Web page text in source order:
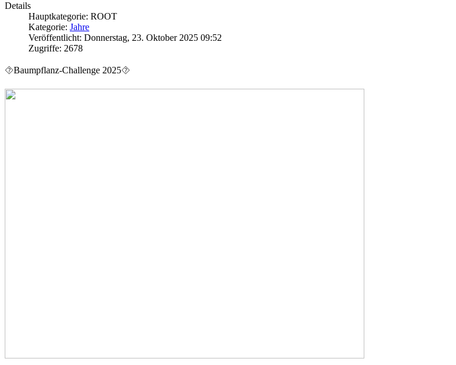
Details
Hauptkategorie: ROOT
Kategorie: Jahre
Veröffentlicht: Donnerstag, 23. Oktober 2025 09:52
Zugriffe: 2678
⯑Baumpflanz-Challenge 2025⯑